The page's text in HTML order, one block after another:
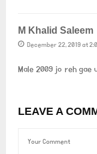
M Khalid Saleem
December 22, 2019 at
Male 2009 jo reh gae
LEAVE A